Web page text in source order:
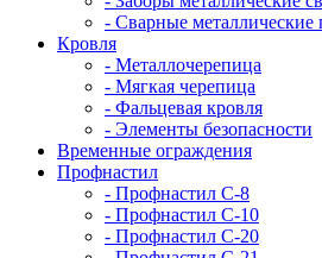
- Сварные металлические
Кровля
- Металлочерепица
- Мягкая черепица
- Фальцевая кровля
- Элементы безопасности
Временные ограждения
Профнастил
- Профнастил С-8
- Профнастил С-10
- Профнастил С-20